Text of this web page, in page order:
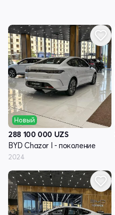
Новый
288 100 000 UZS
BYD Chazor I - поколение
2024